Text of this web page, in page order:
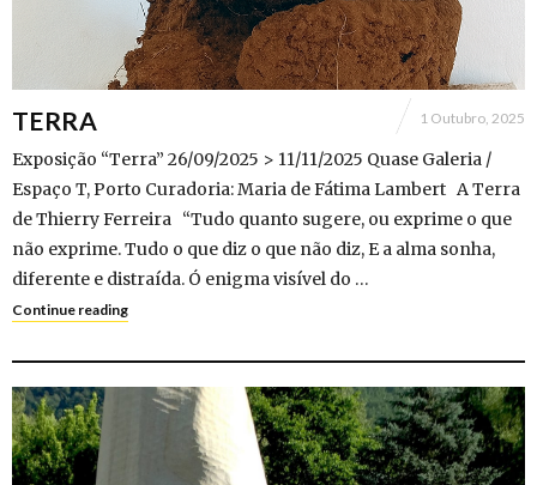
TERRA 1 Outubro, 2025
Exposição “Terra” 26/09/2025 > 11/11/2025 Quase Galeria /
Espaço T, Porto Curadoria: Maria de Fátima Lambert A Terra
de Thierry Ferreira “Tudo quanto sugere, ou exprime o que
não exprime. Tudo o que diz o que não diz, E a alma sonha,
diferente e distraída. Ó enigma visível do …
Continue reading